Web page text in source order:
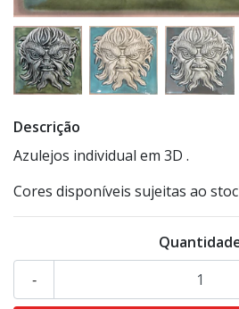
Descrição
Azulejos individual em 3D .
Cores disponíveis sujeitas ao
-